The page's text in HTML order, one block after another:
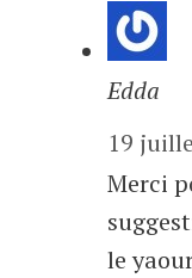
Edda
19
Merci
le